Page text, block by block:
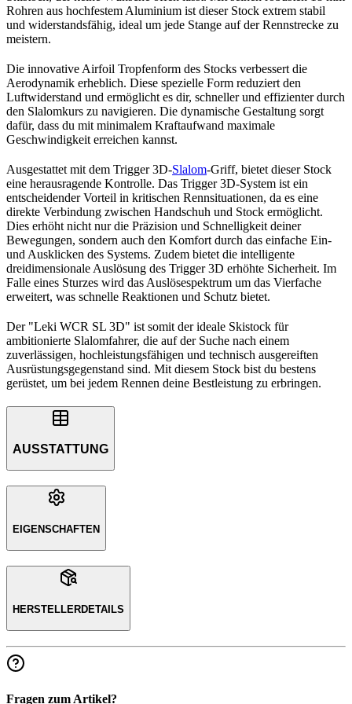
Rohren aus hochfestem Aluminium ist dieser Stock extrem stabil
und widerstandsfähig, ideal um jede Stange auf der Rennstrecke zu
meistern.
Die innovative Airfoil Tropfenform des Stocks verbessert die
Aerodynamik erheblich. Diese spezielle Form reduziert den
Luftwiderstand und ermöglicht es dir, schneller und effizienter durch
den Slalomkurs zu navigieren. Die dynamische Gestaltung sorgt
dafür, dass du mit minimalem Kraftaufwand maximale
Geschwindigkeit erreichen kannst.
Ausgestattet mit dem Trigger 3D-Slalom-Griff, bietet dieser Stock
eine herausragende Kontrolle. Das Trigger 3D-System ist ein
entscheidender Vorteil in kritischen Rennsituationen, da es eine
direkte Verbindung zwischen Handschuh und Stock ermöglicht.
Dies erhöht nicht nur die Präzision und Schnelligkeit deiner
Bewegungen, sondern auch den Komfort durch das einfache Ein-
und Ausklicken des Systems. Zudem bietet die intelligente
dreidimensionale Auslösung des Trigger 3D erhöhte Sicherheit. Im
Falle eines Sturzes wird das Auslösespektrum um das Vierfache
erweitert, was schnelle Reaktionen und Schutz bietet.
Der "Leki WCR SL 3D" ist somit der ideale Skistock für
ambitionierte Slalomfahrer, die auf der Suche nach einem
zuverlässigen, hochleistungsfähigen und technisch ausgereiften
Ausrüstungsgegenstand sind. Mit diesem Stock bist du bestens
gerüstet, um bei jedem Rennen deine Bestleistung zu erbringen.
AUSSTATTUNG
EIGENSCHAFTEN
HERSTELLERDETAILS
Fragen zum Artikel?